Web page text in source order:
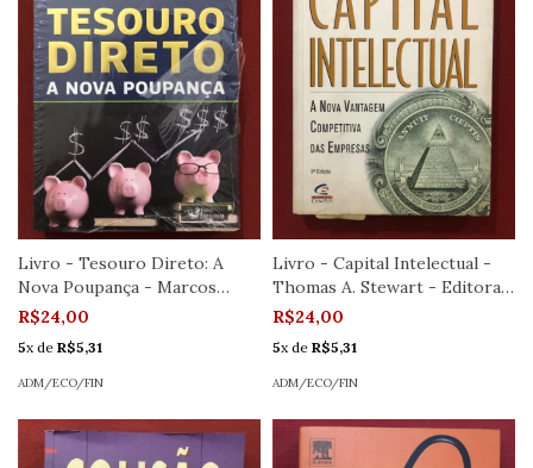
Livro - Tesouro Direto: A
Nova Poupança - Marcos
Silvestre - Faro Editorial
R$24,00
5x de R$5,31
ADM/ECO/FIN
Livro - Capital Intelectual -
Thomas A. Stewart - Editora
Campus
R$24,00
5x de R$5,31
ADM/ECO/FIN